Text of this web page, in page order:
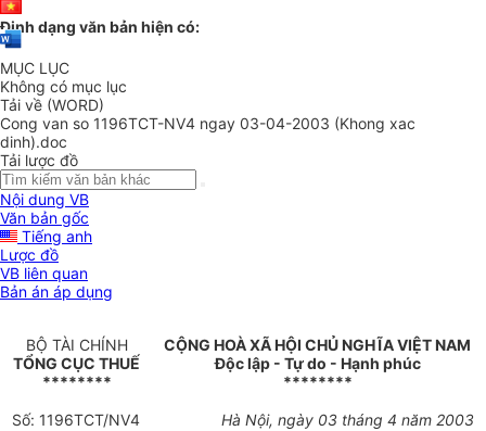
Định dạng văn bản hiện có:
MỤC LỤC
Không có mục lục
Tải về (WORD)
Cong van so 1196TCT-NV4 ngay 03-04-2003 (Khong xac
dinh).doc
Tải lược đồ
Nội dung VB
Văn bản gốc
Tiếng anh
Lược đồ
VB liên quan
Bản án áp dụng
BỘ TÀI CHÍNH
TỔNG CỤC THUẾ
********
CỘNG HOÀ XÃ HỘI CHỦ NGHĨA VIỆT NAM
Độc lập - Tự do - Hạnh phúc
********
Số: 1196TCT/NV4 Hà Nội, ngày 03 tháng 4 năm 2003